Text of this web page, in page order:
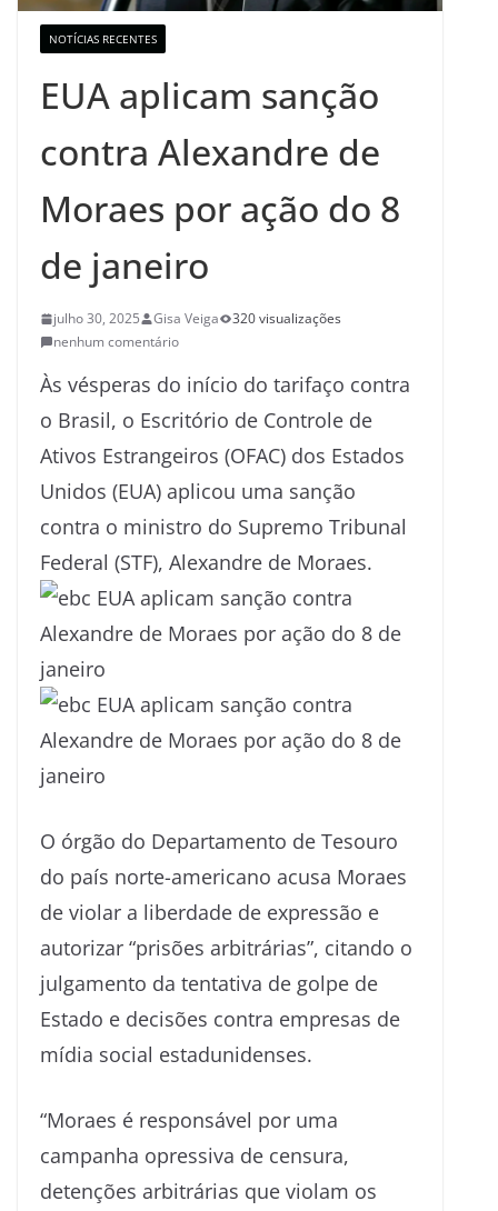
NOTÍCIAS RECENTES
EUA aplicam sanção
contra Alexandre de
Moraes por ação do 8
de janeiro
julho 30, 2025 Gisa Veiga
320 visualizações
nenhum comentário
Às vésperas do início do tarifaço contra
o Brasil, o Escritório de Controle de
Ativos Estrangeiros (OFAC) dos Estados
Unidos (EUA) aplicou uma sanção
contra o ministro do Supremo Tribunal
Federal (STF), Alexandre de Moraes.
O órgão do Departamento de Tesouro
do país norte-americano acusa Moraes
de violar a liberdade de expressão e
autorizar “prisões arbitrárias”, citando o
julgamento da tentativa de golpe de
Estado e decisões contra empresas de
mídia social estadunidenses.
“Moraes é responsável por uma
campanha opressiva de censura,
detenções arbitrárias que violam os